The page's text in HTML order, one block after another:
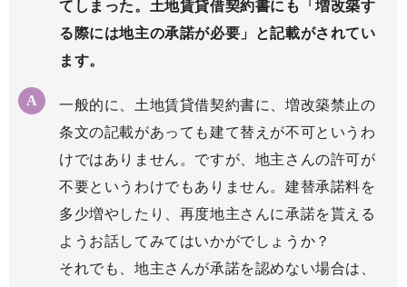
てしまった。土地賃貸借契約書にも「増改築す
る際には地主の承諾が必要」と記載がされてい
ます。
一般的に、土地賃貸借契約書に、増改築禁止の
条文の記載があっても建て替えが不可というわ
けではありません。ですが、地主さんの許可が
不要というわけでもありません。建替承諾料を
多少増やしたり、再度地主さんに承諾を貰える
ようお話してみてはいかがでしょうか？
それでも、地主さんが承諾を認めない場合は、